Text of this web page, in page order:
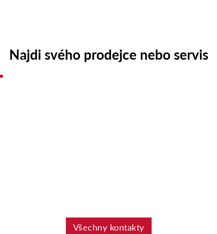
Najdi svého prodejce nebo servis
Všechny kontakty